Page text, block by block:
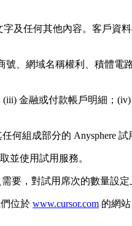
及任何其他內容。客戶資
、網域名稱權利、積體電
金融或付款帳戶明細；
何組成部分的 Anysphere 試
並使用試用服務。
要，對試用席次的數量設定
位於 www.cursor.com 的網